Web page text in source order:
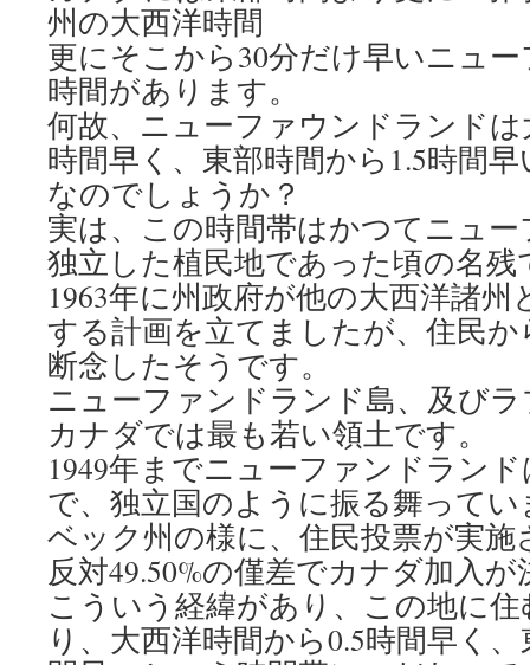
州の大西洋時間
更にそこから30分だけ早いニュ
時間があります。
何故、ニューファウンドランドは
時間早く、東部時間から1.5時間
なのでしょうか？
実は、この時間帯はかつてニュ
独立した植民地であった頃の名残
1963年に州政府が他の大西洋諸
する計画を立てましたが、住民
断念したそうです。
ニューファンドランド島、及び
カナダでは最も若い領土です。
1949年までニューファンドラン
で、独立国のように振る舞って
ベック州の様に、住民投票が実施
反対49.50%の僅差でカナダ加入
こういう経緯があり、この地に
り、大西洋時間から0.5時間早く